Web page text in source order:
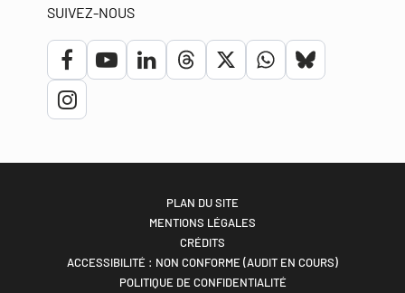
fenêtre)
SUIVEZ-NOUS
Lien
vers
compte
Lien
chaîne
Youtube
Lien
compte
Linkedin
Lien
compte
Threads
Lien
compte
Twitter
Lien
compte
Lien
compte
Lien
PLAN DU SITE
MENTIONS LÉGALES
CRÉDITS
ACCESSIBILITÉ : NON CONFORME (AUDIT EN COURS)
POLITIQUE DE CONFIDENTIALITÉ